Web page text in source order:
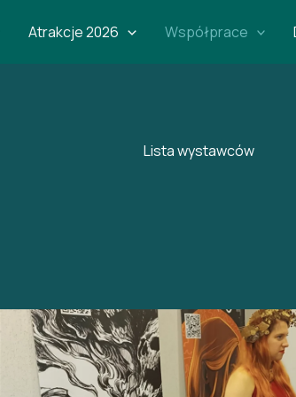
Atrakcje 2026 Współprace
Lista wystawców